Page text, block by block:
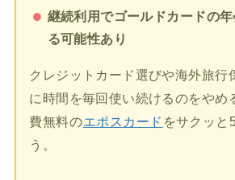
継続利用でゴールドカードの
る可能性あり
クレジットカード選びや海外旅行
に時間を毎回使い続けるのをやめ
費無料のエポスカード をサクッと
う。